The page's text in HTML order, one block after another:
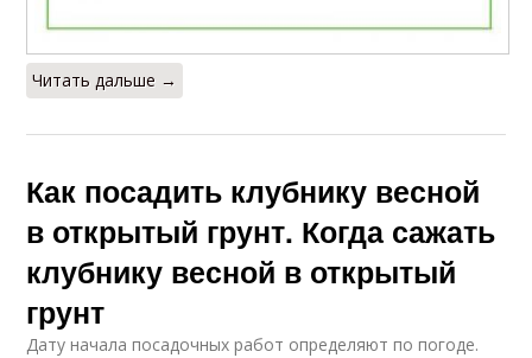
Читать дальше →
Как посадить клубнику весной
в открытый грунт. Когда сажать
клубнику весной в открытый
грунт
Дату начала посадочных работ определяют по погоде.